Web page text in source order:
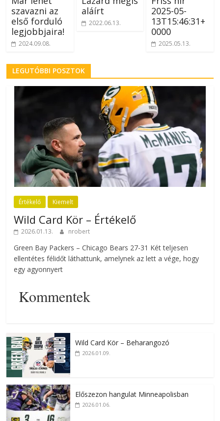
szavazni az
első forduló
legjobbjaira!
2024.09.08.
aláírt
2022.06.13.
2025-05-
13T15:46:31+
0000
2025.05.13.
LEGUTÓBBI POSZTOK
Értékelő Kiemelt
Wild Card Kör – Értékelő
2026.01.13. nrobert
Green Bay Packers – Chicago Bears 27-31 Két teljesen
ellentétes félidőt láthattunk, amelynek az lett a vége, hogy
egy agyonnyert
Kommentek
Wild Card Kör – Beharangozó
2026.01.09.
Előszezon hangulat Minneapolisban
2026.01.06.